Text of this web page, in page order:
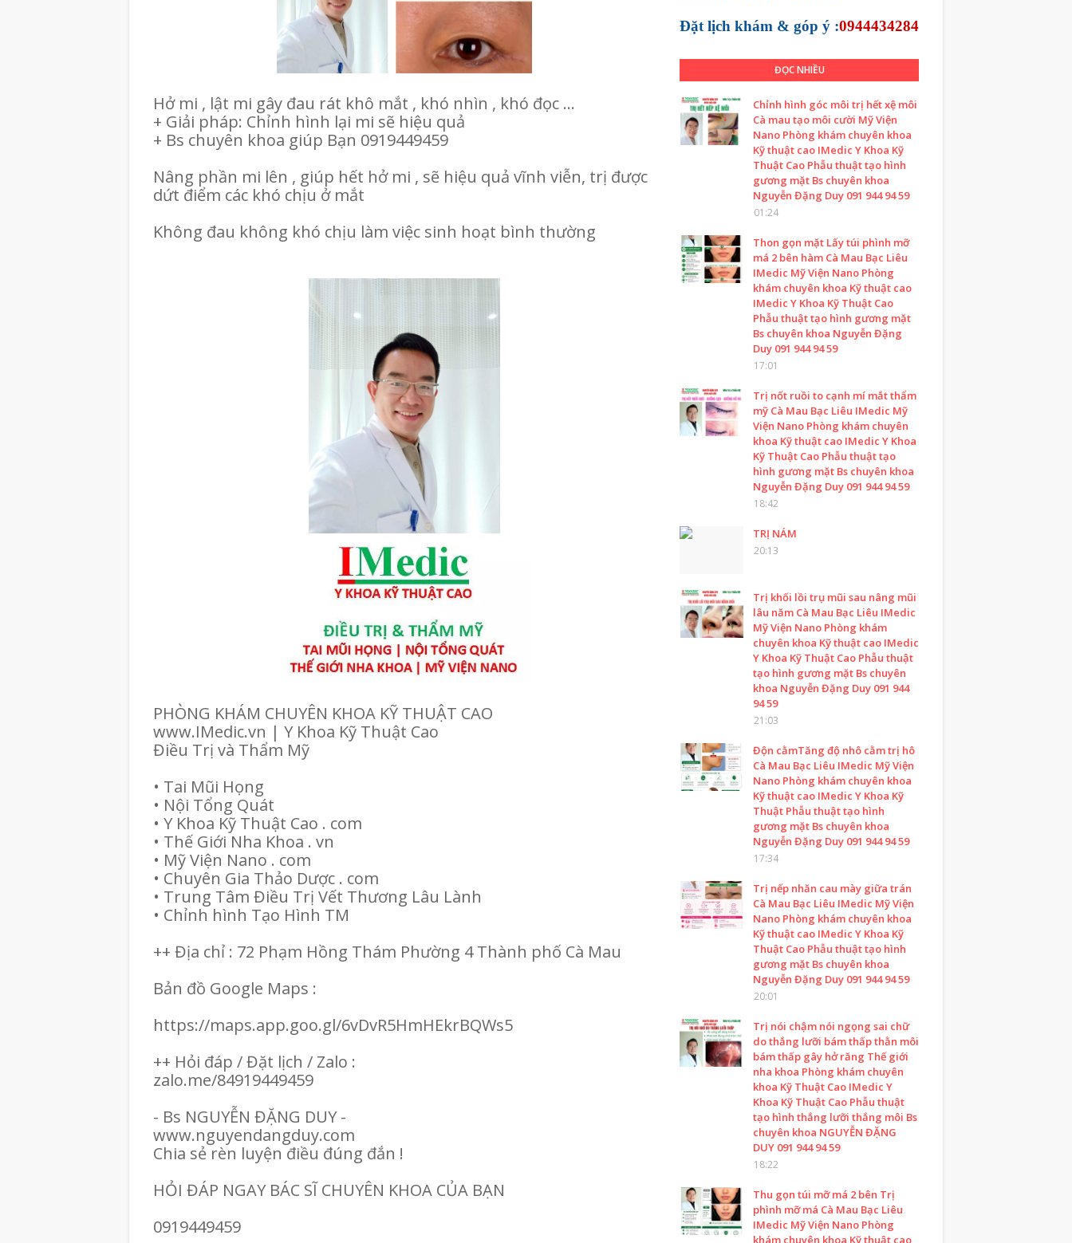
Hở mi , lật mi gây đau rát khô mắt , khó nhìn , khó đọc ...
+ Giải pháp: Chỉnh hình lại mi sẽ hiệu quả
+ Bs chuyên khoa giúp Bạn 0919449459
Nâng phần mi lên , giúp hết hở mi , sẽ hiệu quả vĩnh viễn, trị được
dứt điểm các khó chịu ở mắt
Không đau không khó chịu làm việc sinh hoạt bình thường
PHÒNG KHÁM CHUYÊN KHOA KỸ THUẬT CAO
www.IMedic.vn | Y Khoa Kỹ Thuật Cao
Điều Trị và Thẩm Mỹ
• Tai Mũi Họng
• Nội Tổng Quát
• Y Khoa Kỹ Thuật Cao . com
• Thế Giới Nha Khoa . vn
• Mỹ Viện Nano . com
• Chuyên Gia Thảo Dược . com
• Trung Tâm Điều Trị Vết Thương Lâu Lành
• Chỉnh hình Tạo Hình TM
++ Địa chỉ : 72 Phạm Hồng Thám Phường 4 Thành phố Cà Mau
Bản đồ Google Maps :
https://maps.app.goo.gl/6vDvR5HmHEkrBQWs5
++ Hỏi đáp / Đặt lịch / Zalo :
zalo.me/84919449459
- Bs NGUYỄN ĐẶNG DUY -
www.nguyendangduy.com
Chia sẻ rèn luyện điều đúng đắn !
HỎI ĐÁP NGAY BÁC SĨ CHUYÊN KHOA CỦA BẠN
0919449459
Đặt lịch khám & góp ý :0944434284
ĐỌC NHIỀU
Chỉnh hình góc môi trị hết xệ môi
Cà mau tạo môi cười Mỹ Viện
Nano Phòng khám chuyên khoa
Kỹ thuật cao IMedic Y Khoa Kỹ
Thuật Cao Phẫu thuật tạo hình
gương mặt Bs chuyên khoa
Nguyễn Đặng Duy 091 944 94 59
01:24
Thon gọn mặt Lấy túi phình mỡ
má 2 bên hàm Cà Mau Bạc Liêu
IMedic Mỹ Viện Nano Phòng
khám chuyên khoa Kỹ thuật cao
IMedic Y Khoa Kỹ Thuật Cao
Phẫu thuật tạo hình gương mặt
Bs chuyên khoa Nguyễn Đặng
Duy 091 944 94 59
17:01
Trị nốt ruồi to cạnh mí mắt thẩm
mỹ Cà Mau Bạc Liêu IMedic Mỹ
Viện Nano Phòng khám chuyên
khoa Kỹ thuật cao IMedic Y Khoa
Kỹ Thuật Cao Phẫu thuật tạo
hình gương mặt Bs chuyên khoa
Nguyễn Đặng Duy 091 944 94 59
18:42
TRỊ NÁM
20:13
Trị khối lồi trụ mũi sau nâng mũi
lâu năm Cà Mau Bạc Liêu IMedic
Mỹ Viện Nano Phòng khám
chuyên khoa Kỹ thuật cao IMedic
Y Khoa Kỹ Thuật Cao Phẫu thuật
tạo hình gương mặt Bs chuyên
khoa Nguyễn Đặng Duy 091 944
94 59
21:03
Độn cằmTăng độ nhô cằm trị hô
Cà Mau Bạc Liêu IMedic Mỹ Viện
Nano Phòng khám chuyên khoa
Kỹ thuật cao IMedic Y Khoa Kỹ
Thuật Phẫu thuật tạo hình
gương mặt Bs chuyên khoa
Nguyễn Đặng Duy 091 944 94 59
17:34
Trị nếp nhăn cau mày giữa trán
Cà Mau Bạc Liêu IMedic Mỹ Viện
Nano Phòng khám chuyên khoa
Kỹ thuật cao IMedic Y Khoa Kỹ
Thuật Cao Phẫu thuật tạo hình
gương mặt Bs chuyên khoa
Nguyễn Đặng Duy 091 944 94 59
20:01
Trị nói chậm nói ngọng sai chữ
do thắng lưỡi bám thấp thằn môi
bám thấp gây hở răng Thế giới
nha khoa Phòng khám chuyên
khoa Kỹ Thuật Cao IMedic Y
Khoa Kỹ Thuật Cao Phẫu thuật
tạo hình thắng lưỡi thắng môi Bs
chuyên khoa NGUYỄN ĐẶNG
DUY 091 944 94 59
18:22
Thu gọn túi mỡ má 2 bên Trị
phình mỡ má Cà Mau Bạc Liêu
IMedic Mỹ Viện Nano Phòng
khám chuyên khoa Kỹ thuật cao